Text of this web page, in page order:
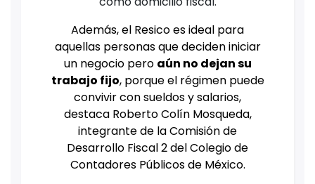
Además, el Resico es ideal para
aquellas personas que deciden iniciar
un negocio pero aún no dejan su
trabajo fijo, porque el régimen puede
convivir con sueldos y salarios,
destaca Roberto Colín Mosqueda,
integrante de la Comisión de
Desarrollo Fiscal 2 del Colegio de
Contadores Públicos de México.